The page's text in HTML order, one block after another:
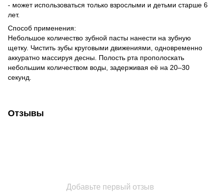
- может использоваться только взрослыми и детьми старше 6
лет.
Способ применения:
Небольшое количество зубной пасты нанести на зубную
щетку. Чистить зубы круговыми движениями, одновременно
аккуратно массируя десны. Полость рта прополоскать
небольшим количеством воды, задерживая её на 20–30
секунд.
Отзывы
Добавьте первый отзыв